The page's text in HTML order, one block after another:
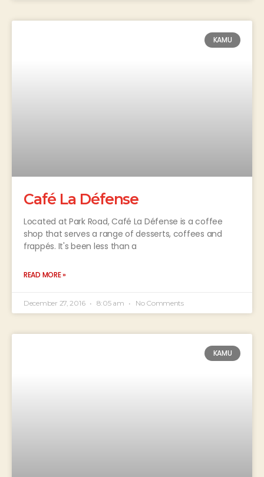
KAMU
Café La Défense
Located at Park Road, Café La Défense is a coffee
shop that serves a range of desserts, coffees and
frappés. It's been less than a
READ MORE »
December 27, 2016 8:05 am No Comments
KAMU